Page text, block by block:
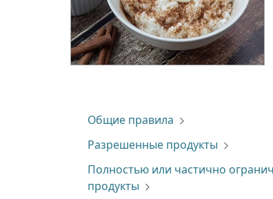
Общие правила
Разрешенные продукты
Полностью или частично
продукты